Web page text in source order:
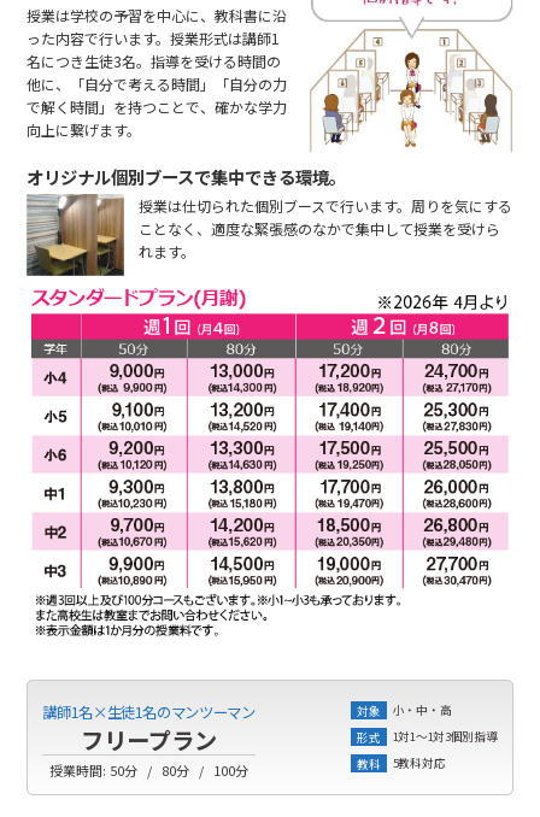
授業は学校の予習を中心に、教科書に沿
った内容で行います。授業形式は講師1
名につき生徒3名。指導を受ける時間の
他に、「自分で考える時間」「自分の力
で解く時間」を持つことで、確かな学力
向上に繋げます。
オリジナル個別ブースで集中できる環境。
授業は仕切られた個別ブースで行います。周りを気にする
ことなく、適度な緊張感のなかで集中して授業を受けら
れます。
講師1名×生徒1名のマンツーマン
フリープラン
授業時間: 50分 80分 100分
対象
小・中・高
形式
1対1～1対3個別指導
教科
5教科対応